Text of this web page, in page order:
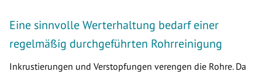
Eine sinnvolle Werterhaltung bedarf einer
regelmäßig durchgeführten Rohrreinigung
Inkrustierungen und Verstopfungen verengen die Rohre. Da